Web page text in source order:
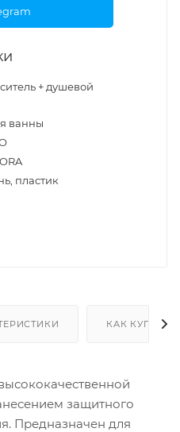
+ душевой
ванны
пластик
КАК КУПИТЬ
защитного
Предназначен для